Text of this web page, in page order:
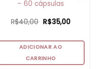
– 60 cápsulas
R$40,00 O
preço
era:
R$40,00.
R$35,00O
é:
ADICIONAR AO
CARRINHO